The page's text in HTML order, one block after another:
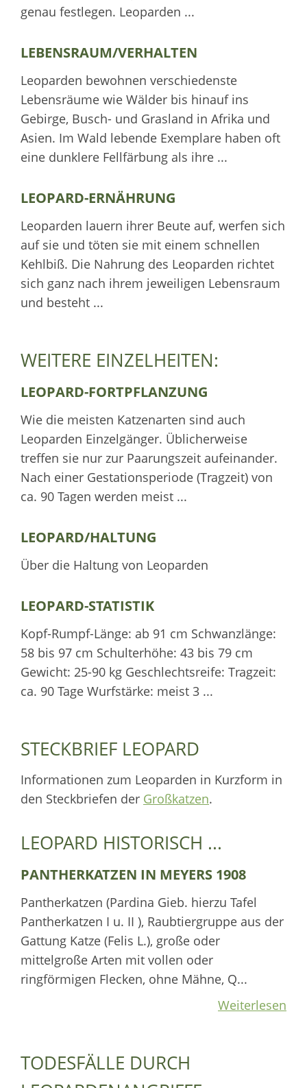
genau festlegen. Leoparden ...
LEBENSRAUM/VERHALTEN
Leoparden bewohnen verschiedenste
Lebensräume wie Wälder bis hinauf ins
Gebirge, Busch- und Grasland in Afrika und
Asien. Im Wald lebende Exemplare haben oft
eine dunklere Fellfärbung als ihre ...
LEOPARD-ERNÄHRUNG
Leoparden lauern ihrer Beute auf, werfen sich
auf sie und töten sie mit einem schnellen
Kehlbiß. Die Nahrung des Leoparden richtet
sich ganz nach ihrem jeweiligen Lebensraum
und besteht ...
WEITERE EINZELHEITEN:
LEOPARD-FORTPFLANZUNG
Wie die meisten Katzenarten sind auch
Leoparden Einzelgänger. Üblicherweise
treffen sie nur zur Paarungszeit aufeinander.
Nach einer Gestationsperiode (Tragzeit) von
ca. 90 Tagen werden meist ...
LEOPARD/HALTUNG
Über die Haltung von Leoparden
LEOPARD-STATISTIK
Kopf-Rumpf-Länge: ab 91 cm Schwanzlänge:
58 bis 97 cm Schulterhöhe: 43 bis 79 cm
Gewicht: 25-90 kg Geschlechtsreife: Tragzeit:
ca. 90 Tage Wurfstärke: meist 3 ...
STECKBRIEF LEOPARD
Informationen zum Leoparden in Kurzform in
den Steckbriefen der Großkatzen.
LEOPARD HISTORISCH ...
PANTHERKATZEN IN MEYERS 1908
Pantherkatzen (Pardina Gieb. hierzu Tafel
Pantherkatzen I u. II ), Raubtiergruppe aus der
Gattung Katze (Felis L.), große oder
mittelgroße Arten mit vollen oder
ringförmigen Flecken, ohne Mähne, Q...
Weiterlesen
TODESFÄLLE DURCH